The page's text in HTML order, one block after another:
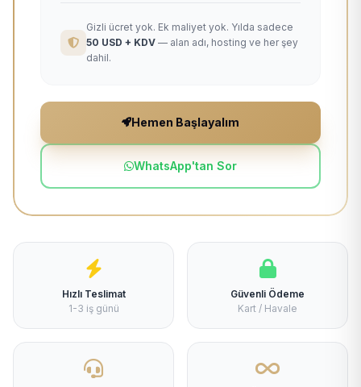
Gizli ücret yok. Ek maliyet yok. Yılda sadece
50 USD + KDV — alan adı, hosting ve her şey
dahil.
Hemen Başlayalım
WhatsApp'tan Sor
Hızlı Teslimat
1-3 iş günü
Güvenli Ödeme
Kart / Havale